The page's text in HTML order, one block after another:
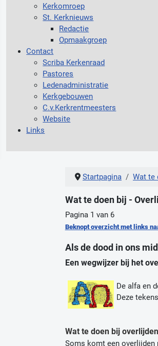
Kerkomroep
St. Kerknieuws
Redactie
Opmaakgroep
Contact
Scriba Kerkenraad
Pastores
Ledenadministratie
Kerkgebouwen
C.v.Kerkrentmeesters
Website
Links
Startpagina Wat te
Wat te doen bij -
Pagina 1 van 6
Beknopt overzicht met links
Als de dood in ons
Een wegwijzer bij het
De alfa en
Deze
Wat te doen bij
Soms komt een overlijden